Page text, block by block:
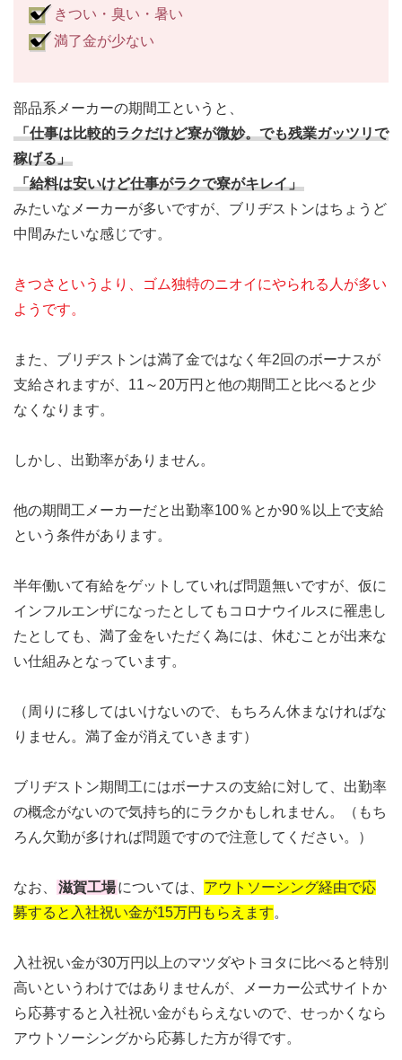
きつい・臭い・暑い
満了金が少ない
部品系メーカーの期間工というと、
「仕事は比較的ラクだけど寮が微妙。でも残業ガッツリで
稼げる」
「給料は安いけど仕事がラクで寮がキレイ」
みたいなメーカーが多いですが、ブリヂストンはちょうど
中間みたいな感じです。
きつさというより、ゴム独特のニオイにやられる人が多い
ようです。
また、ブリヂストンは満了金ではなく年2回のボーナスが
支給されますが、11～20万円と他の期間工と比べると少
なくなります。
しかし、出勤率がありません。
他の期間工メーカーだと出勤率100％とか90％以上で支給
という条件があります。
半年働いて有給をゲットしていれば問題無いですが、仮に
インフルエンザになったとしてもコロナウイルスに罹患し
たとしても、満了金をいただく為には、休むことが出来な
い仕組みとなっています。
（周りに移してはいけないので、もちろん休まなければな
りません。満了金が消えていきます）
ブリヂストン期間工にはボーナスの支給に対して、出勤率
の概念がないので気持ち的にラクかもしれません。（もち
ろん欠勤が多ければ問題ですので注意してください。）
なお、 滋賀工場については、 アウトソーシング経由で応
募すると入社祝い金が15万円もらえます。
入社祝い金が30万円以上のマツダやトヨタに比べると特別
高いというわけではありませんが、メーカー公式サイトか
ら応募すると入社祝い金がもらえないので、せっかくなら
アウトソーシングから応募した方が得です。